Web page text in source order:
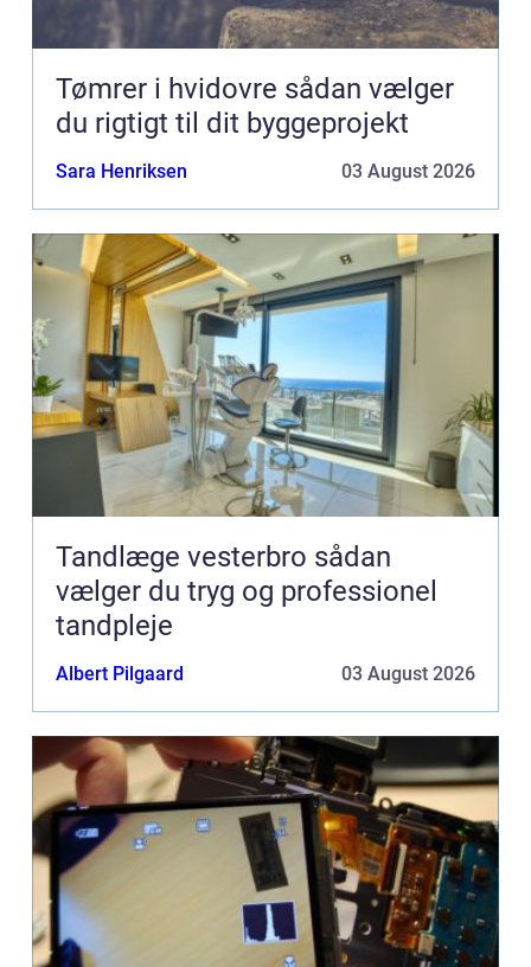
Tømrer i hvidovre sådan vælger
du rigtigt til dit byggeprojekt
Sara Henriksen 03 August 2026
Tandlæge vesterbro sådan
vælger du tryg og professionel
tandpleje
Albert Pilgaard 03 August 2026